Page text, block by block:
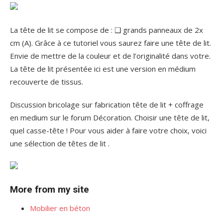
La tête de lit se compose de : ❑ grands panneaux de 2x
cm (A). Grâce à ce tutoriel vous saurez faire une tête de lit.
Envie de mettre de la couleur et de l’originalité dans votre.
La tête de lit présentée ici est une version en médium
recouverte de tissus.
Discussion bricolage sur fabrication tête de lit + coffrage
en medium sur le forum Décoration. Choisir une tête de lit,
quel casse-tête ! Pour vous aider à faire votre choix, voici
une sélection de têtes de lit .
More from my site
Mobilier en béton